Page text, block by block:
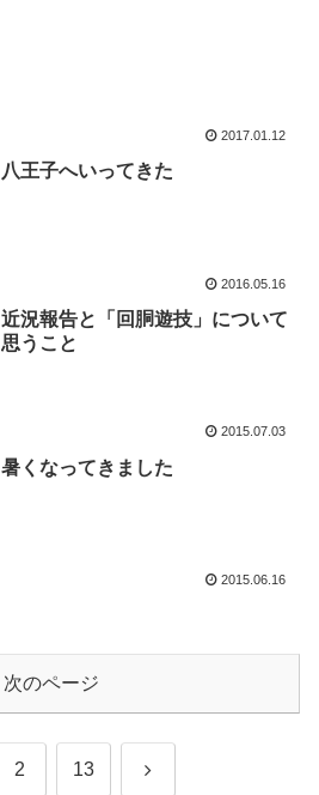
2017.01.12
八王子へいってきた
2016.05.16
近況報告と「回胴遊技」について
思うこと
2015.07.03
暑くなってきました
2015.06.16
次のページ
2 13 次